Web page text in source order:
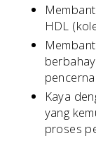
HDL
Kaya
yang
proses